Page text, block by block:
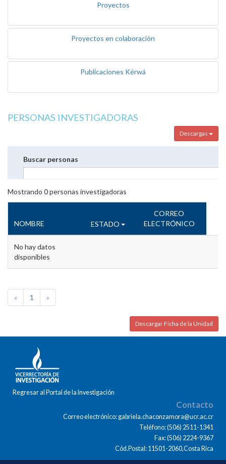
Proyectos
Proyectos en colaboración
Publicaciones Kérwá
PERSONAS INVESTIGADORAS
Descargas
Buscar personas
Mostrando 0personas investigadoras
NOMBRE ESTADO
CORREO
ELECTRÓNICO
No hay datos
disponibles
« 1 »
Descargar Ficha de la Unidad
Regresar al Portal de la Investigación
Contacto
Correo electrónico: gabriela.chaconzamora@ucr.ac.cr
Teléfono: (506) 2511-1341
Fax: (506) 2224-9367
Cód.Postal: 11501-2060,Costa Rica